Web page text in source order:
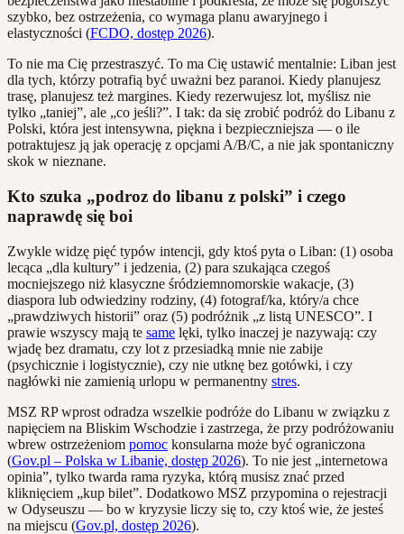
szybko, bez ostrzeżenia, co wymaga planu awaryjnego i
elastyczności (FCDO, dostęp 2026).
To nie ma Cię przestraszyć. To ma Cię ustawić mentalnie: Liban jest
dla tych, którzy potrafią być uważni bez paranoi. Kiedy planujesz
trasę, planujesz też margines. Kiedy rezerwujesz lot, myślisz nie
tylko „taniej”, ale „co jeśli?”. I tak: da się zrobić podróż do Libanu z
Polski, która jest intensywna, piękna i bezpieczniejsza — o ile
potraktujesz ją jak operację z opcjami A/B/C, a nie jak spontaniczny
skok w nieznane.
Kto szuka „podroz do libanu z polski” i czego
naprawdę się boi
Zwykle widzę pięć typów intencji, gdy ktoś pyta o Liban: (1) osoba
lecąca „dla kultury” i jedzenia, (2) para szukająca czegoś
mocniejszego niż klasyczne śródziemnomorskie wakacje, (3)
diaspora lub odwiedziny rodziny, (4) fotograf/ka, który/a chce
„prawdziwych historii” oraz (5) podróżnik „z listą UNESCO”. I
prawie wszyscy mają te same lęki, tylko inaczej je nazywają: czy
wjadę bez dramatu, czy lot z przesiadką mnie nie zabije
(psychicznie i logistycznie), czy nie utknę bez gotówki, i czy
nagłówki nie zamienią urlopu w permanentny stres.
MSZ RP wprost odradza wszelkie podróże do Libanu w związku z
napięciem na Bliskim Wschodzie i zastrzega, że przy podróżowaniu
wbrew ostrzeżeniom pomoc konsularna może być ograniczona
(Gov.pl – Polska w Libanie, dostęp 2026). To nie jest „internetowa
opinia”, tylko twarda rama ryzyka, którą musisz znać przed
kliknięciem „kup bilet”. Dodatkowo MSZ przypomina o rejestracji
w Odyseuszu — bo w kryzysie liczy się to, czy ktoś wie, że jesteś
na miejscu (Gov.pl, dostęp 2026).